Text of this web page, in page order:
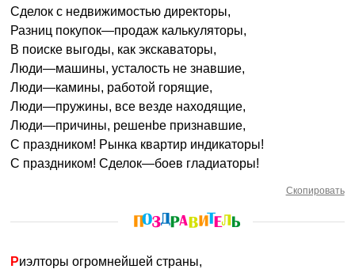
Сделок с недвижимостью директоры,
Разниц покупок—продаж калькуляторы,
В поиске выгоды, как экскаваторы,
Люди—машины, усталость не знавшие,
Люди—камины, работой горящие,
Люди—пружины, все везде находящие,
Люди—причины, решенbе признавшие,
С праздником! Рынка квартир индикаторы!
С праздником! Сделок—боев гладиаторы!
Скопировать
Риэлторы огромнейшей страны,